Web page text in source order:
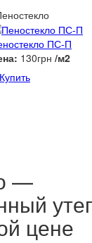
ПС-П
130грн /м2
Купить
—
цене